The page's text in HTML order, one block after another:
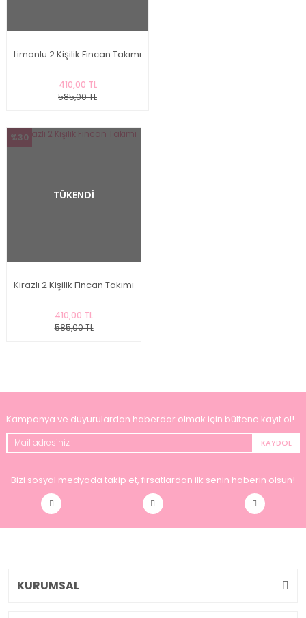
Limonlu 2 Kişilik Fincan Takımı
410,00 TL
585,00 TL
%30
TÜKENDİ
Kirazlı 2 Kişilik Fincan Takımı
410,00 TL
585,00 TL
Kampanya ve duyurulardan haberdar olmak için bültene kayıt ol!
KAYDOL
Bizi sosyal medyada takip et, fırsatlardan ilk senin haberin olsun!
KURUMSAL